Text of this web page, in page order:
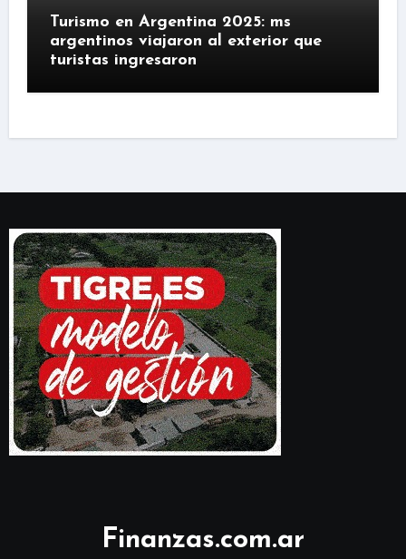
Turismo en Argentina 2025: ms
argentinos viajaron al exterior que
turistas ingresaron
Finanzas.com.ar